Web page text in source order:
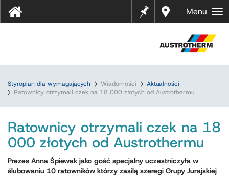
Gdzie
kupić
Notes
Menu
Styropian dla wymagających Wiadomości
Aktualności
Ratownicy otrzymali czek na 18 000 złotych od Austrothermu
Ratownicy otrzymali czek na 18
000 złotych od Austrothermu
Prezes Anna Śpiewak jako gość specjalny uczestniczyła w
ślubowaniu 10 ratowników którzy zasilą szeregi Grupy Jurajskiej